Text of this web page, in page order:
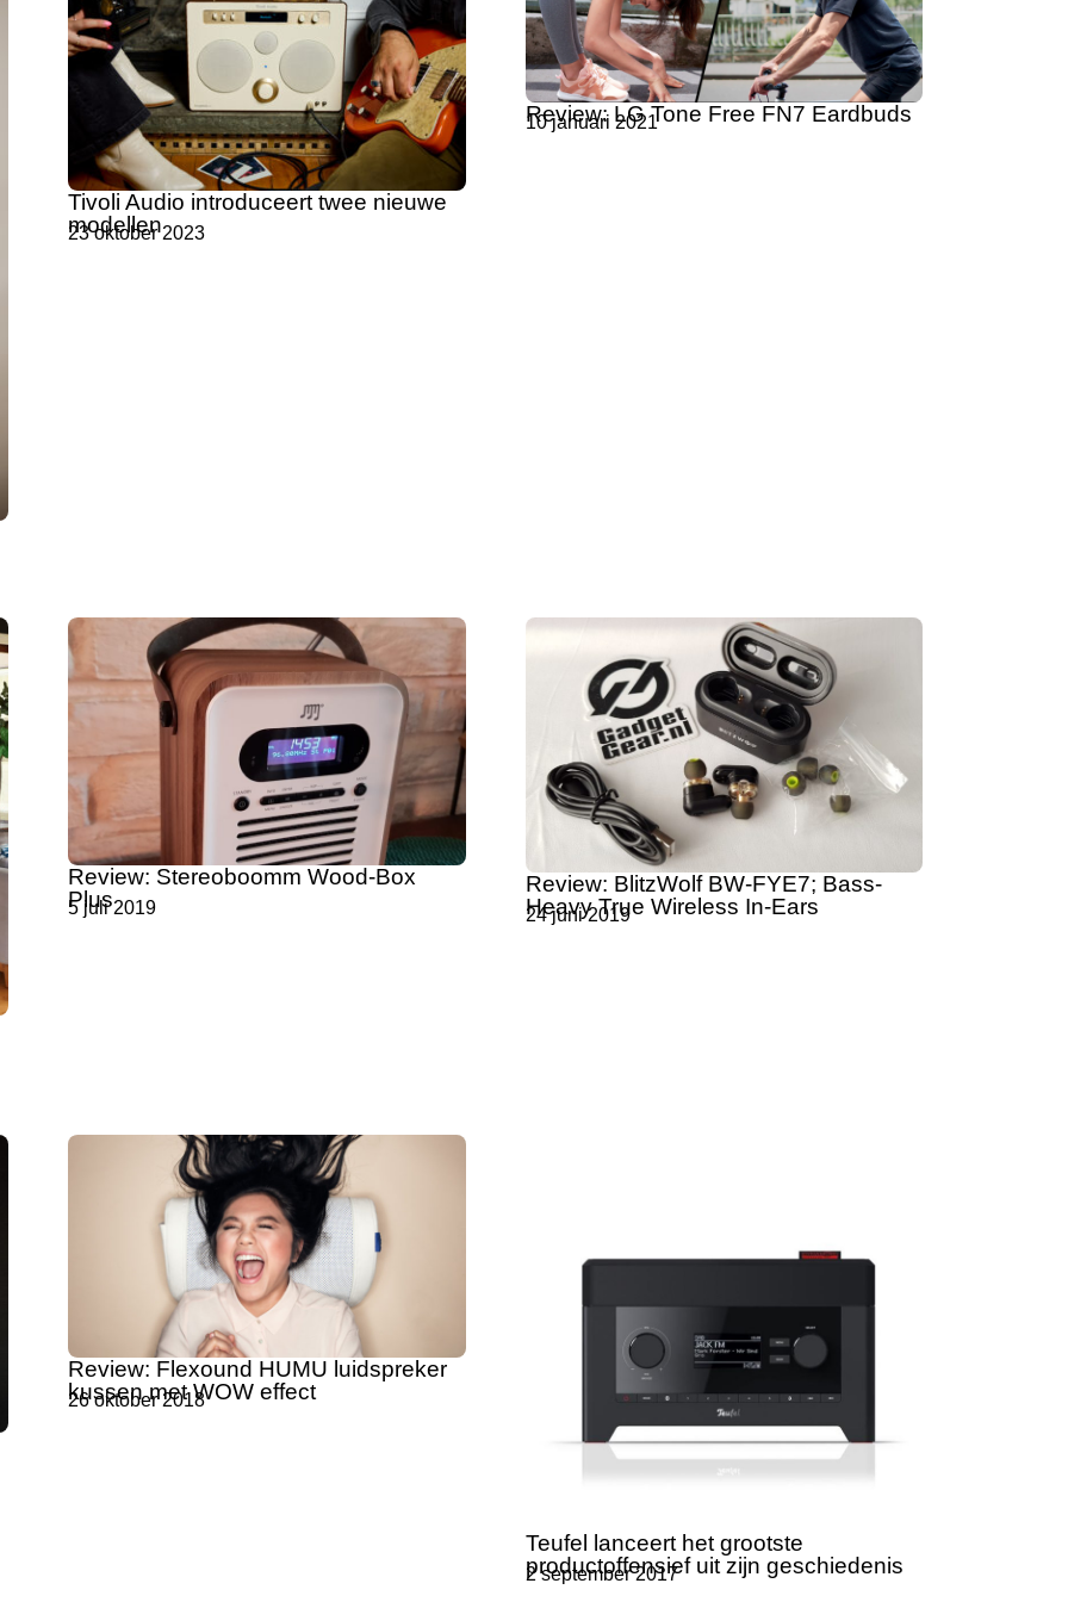
Tivoli Audio introduceert twee nieuwe
modellen
23 oktober 2023
Review: LG Tone Free FN7 Eardbuds
10 januari 2021
Review: Stereoboomm Wood-Box
Plus
5 juli 2019
Review: BlitzWolf BW-FYE7; Bass-
Heavy True Wireless In-Ears
24 juni 2019
Review: Flexound HUMU luidspreker
kussen met WOW effect
26 oktober 2018
Teufel lanceert het grootste
productoffensief uit zijn geschiedenis
2 september 2017